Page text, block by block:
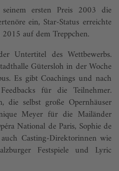
ersten Preis 2003 die
ein, Star-Status erreichte
auf dem Treppchen.
Untertitel des Wettbewerbs.
Gütersloh in der Woche
Es gibt Coachings und nach
für die Teilnehmer.
die selbst große Opernhäuser
Meyer für die Mailänder
National de Paris, Sophie de
Casting-Direktorinnen wie
Festspiele und Lyric